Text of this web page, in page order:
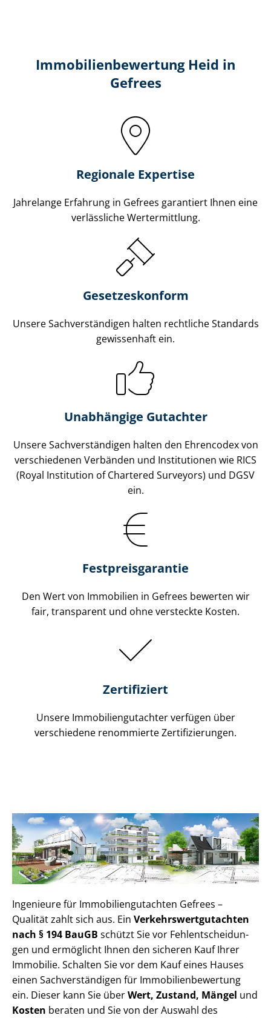
Immobilien­bewertung Heid in
Gefrees
Regionale Expertise
Jahrelange Erfahrung in Gefrees garantiert Ihnen eine
verlässliche Wertermittlung.
Gesetzes­konform
Unsere Sach­ver­stän­di­gen halten rechtliche Standards
gewissenhaft ein.
Unabhängige Gutachter
Unsere Sach­ver­stän­di­gen halten den Ehrencodex von
verschiedenen Verbänden und Institutionen wie RICS
(Royal Institution of Chartered Surveyors) und DGSV
ein.
Festpreis​garantie
Den Wert von Immobilien in Gefrees bewerten wir
fair, transparent und ohne versteckte Kosten.
Zertifiziert
Unsere Immobilien­gutachter verfügen über
verschiedene renommierte Zer­ti­fi­zie­run­gen.
Ingenieure für Im­mo­bi­li­en­gut­ach­ten Gefrees –
Qualität zahlt sich aus. Ein Ver­kehrs­wert­gut­ach­ten
nach § 194 BauGB schützt Sie vor Fehl­ent­schei­dun­
gen und ermöglicht Ihnen den sicheren Kauf Ihrer
Immobilie. Schalten Sie vor dem Kauf eines Hauses
einen Sach­ver­stän­di­gen für Im­mo­bi­li­en­be­wer­tung
ein. Dieser kann Sie überWert, Zustand, Mängel und
Kosten beraten und Sie von der Auswahl des